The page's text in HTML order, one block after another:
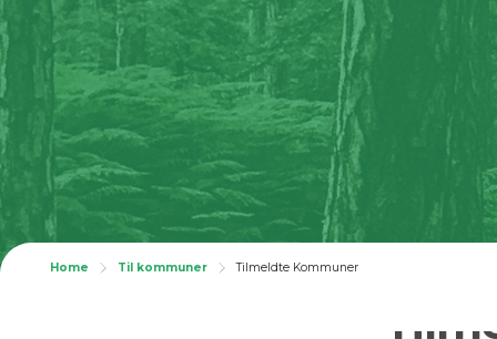
Home Til kommuner Tilmeldte Kommuner